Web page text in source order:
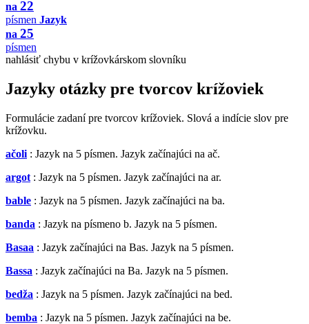
na 22
písmen Jazyk
na 25
písmen
nahlásiť chybu v krížovkárskom slovníku
Jazyky otázky pre tvorcov krížoviek
Formulácie zadaní pre tvorcov krížoviek. Slová a indície slov pre
krížovku.
ačoli : Jazyk na 5 písmen. Jazyk začínajúci na ač.
argot : Jazyk na 5 písmen. Jazyk začínajúci na ar.
bable : Jazyk na 5 písmen. Jazyk začínajúci na ba.
banda : Jazyk na písmeno b. Jazyk na 5 písmen.
Basaa : Jazyk začínajúci na Bas. Jazyk na 5 písmen.
Bassa : Jazyk začínajúci na Ba. Jazyk na 5 písmen.
bedža : Jazyk na 5 písmen. Jazyk začínajúci na bed.
bemba : Jazyk na 5 písmen. Jazyk začínajúci na be.